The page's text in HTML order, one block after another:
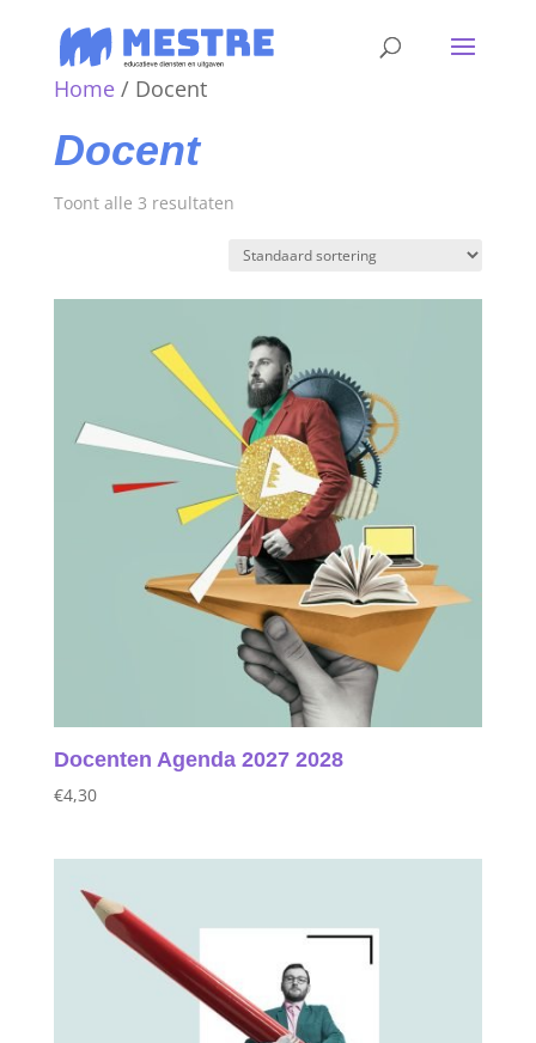
Home/ Docent
Docent
Toont alle 3 resultaten
Docenten Agenda 2027 2028
€4,30